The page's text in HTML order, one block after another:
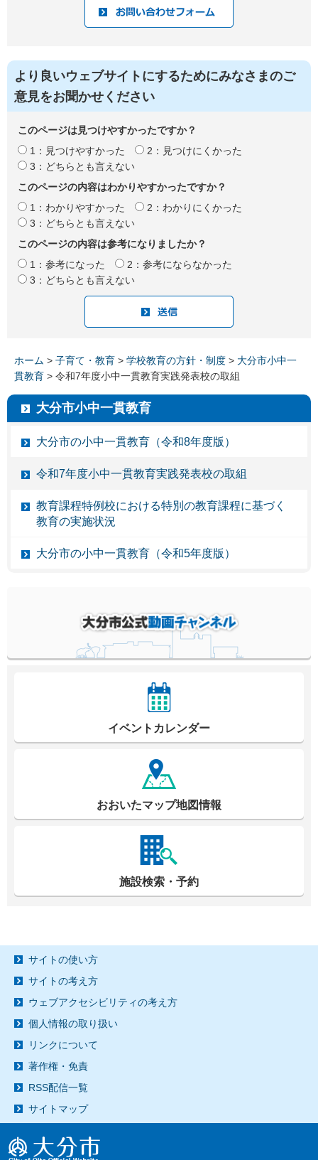
より良いウェブサイトにするためにみなさまのご
意見をお聞かせください
このページは見つけやすかったですか？
1：見つけやすかった
2：見つけにくかった
3：どちらとも言えない
このページの内容はわかりやすかったですか？
1：わかりやすかった
2：わかりにくかった
3：どちらとも言えない
このページの内容は参考になりましたか？
1：参考になった
2：参考にならなかった
3：どちらとも言えない
ホーム > 子育て・教育 > 学校教育の方針・制度 > 大分市小中一
貫教育 > 令和7年度小中一貫教育実践発表校の取組
大分市小中一貫教育
大分市の小中一貫教育（令和8年度版）
令和7年度小中一貫教育実践発表校の取組
教育課程特例校における特別の教育課程に基づく
教育の実施状況
大分市の小中一貫教育（令和5年度版）
イベントカレンダー
おおいたマップ地図情報
施設検索・予約
サイトの使い方
サイトの考え方
ウェブアクセシビリティの考え方
個人情報の取り扱い
リンクについて
著作権・免責
RSS配信一覧
サイトマップ